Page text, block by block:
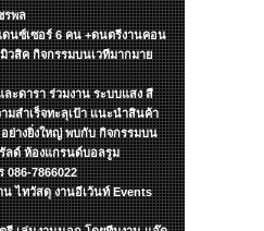
รพล
ดนซ์เซอร์ 6 คน +ดนตรีงานคอน
วสิค กิจกรรมบนเวทีมากมาย
ละดารา ร่วมงาน ระบบแสง สี
มสำเร็จทะลุเป้า แนะนำสินค้า
ย่างยิ่งใหญ่ พบกับ กิจกรรมบน
รัลด์ ห้องแกรนด์บอลรูม
086-7866022
าน ไทวัสดุ งานอีเว้นท์ Events